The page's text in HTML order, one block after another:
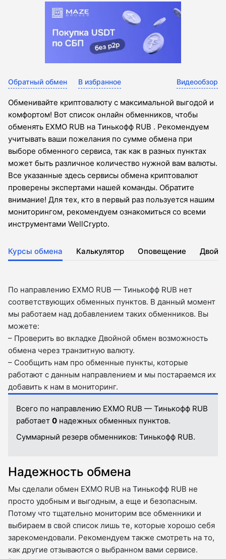
Обратный обмен В избранное Видеообзор
Обменивайте криптовалюту с максимальной выгодой и
комфортом! Вот список онлайн обменников, чтобы
обменять EXMO RUB на Тинькофф RUB . Рекомендуем
учитывать ваши пожелания по сумме обмена при
выборе обменного сервиса, так как в разных пунктах
может быть различное количество нужной вам валюты.
Все указанные здесь сервисы обмена криптовалют
проверены экспертами нашей команды. Обратите
внимание! Для тех, кто в первый раз пользуется нашим
мониторингом, рекомендуем ознакомиться со всеми
инструментами WellCrypto.
Курсы обмена Калькулятор Оповещение
По направлению EXMO RUB — Тинькофф RUB нет
соответствующих обменных пунктов. В данный момент
мы работаем над добавлением таких обменников. Вы
можете:
– Проверить во вкладкe Двойной обмен возможность
обмена через транзитную валюту.
– Сообщить нам про обменные пункты, которые
работают с данным направлением и мы постараемся их
добавить к нам в мониторинг.
Всего по направлению EXMO RUB — Тинькофф RUB
работает 0 надежных обменных пунктов.
Суммарный резерв обменников: Тинькофф RUB.
Надежность обмена
Мы сделали обмен EXMO RUB на Тинькофф RUB не
просто удобным и выгодным, а еще и безопасным.
Потому что тщательно мониторим все обменники и
выбираем в свой список лишь те, которые хорошо себя
зарекомендовали. Рекомендуем также смотреть на то,
как другие отзываются о выбранном вами сервисе.